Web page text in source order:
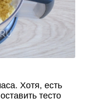
Хотя, есть
тесто